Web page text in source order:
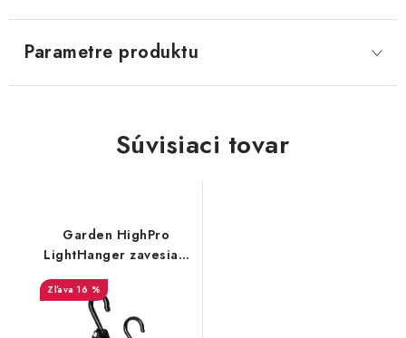
Parametre produktu
Súvisiaci tovar
Garden HighPro
LightHanger zavesiaci
systém, nosnosť 5 kg
16 %